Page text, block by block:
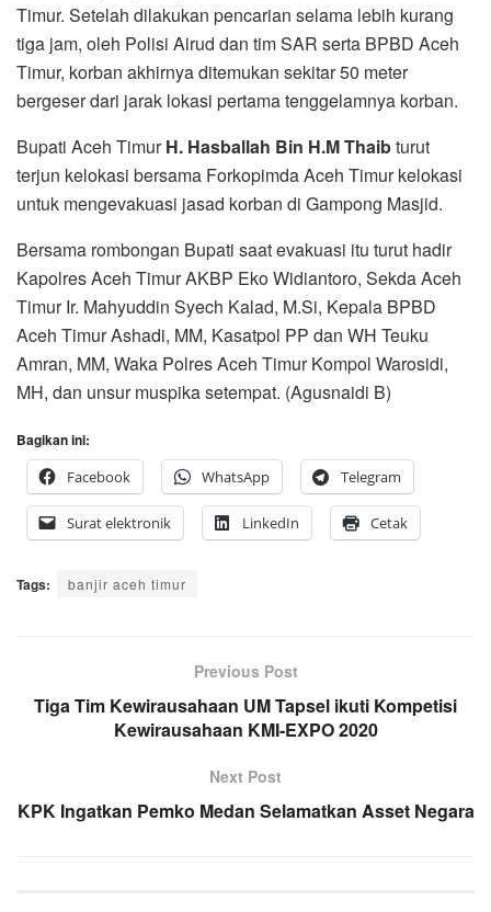
Timur. Setelah dilakukan pencarian selama lebih kurang
tiga jam, oleh Polisi Airud dan tim SAR serta BPBD Aceh
Timur, korban akhirnya ditemukan sekitar 50 meter
bergeser dari jarak lokasi pertama tenggelamnya korban.
Bupati Aceh TimurH. Hasballah Bin H.M Thaibturut
terjun kelokasi bersama Forkopimda Aceh Timur kelokasi
untuk mengevakuasi jasad korban di Gampong Masjid.
Bersama rombongan Bupati saat evakuasi itu turut hadir
Kapolres Aceh Timur AKBP Eko Widiantoro, Sekda Aceh
Timur Ir. Mahyuddin Syech Kalad, M.Si, Kepala BPBD
Aceh Timur Ashadi, MM, Kasatpol PP dan WH Teuku
Amran, MM, Waka Polres Aceh Timur Kompol Warosidi,
MH, dan unsur muspika setempat. (Agusnaidi B)
Bagikan ini:
Facebook
WhatsApp Telegram
Surat elektronik LinkedIn Cetak
Tags: banjir aceh timur
Previous Post
Tiga Tim Kewirausahaan UM Tapsel ikuti Kompetisi
Kewirausahaan KMI-EXPO 2020
Next Post
KPK Ingatkan Pemko Medan Selamatkan Asset Negara